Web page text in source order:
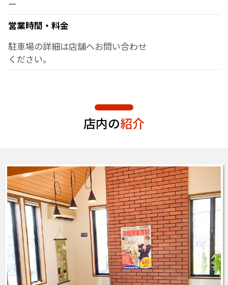
ー
営業時間・料金
駐車場の詳細は店舗へお問い合わせ
ください。
店内の紹介